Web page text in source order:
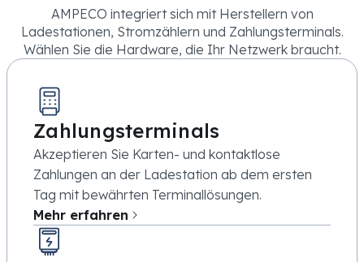
AMPECO integriert sich mit Herstellern von
Ladestationen, Stromzählern und Zahlungsterminals.
Wählen Sie die Hardware, die Ihr Netzwerk braucht.
Zahlungsterminals
Akzeptieren Sie Karten- und kontaktlose
Zahlungen an der Ladestation ab dem ersten
Tag mit bewährten Terminallösungen.
Mehr erfahren